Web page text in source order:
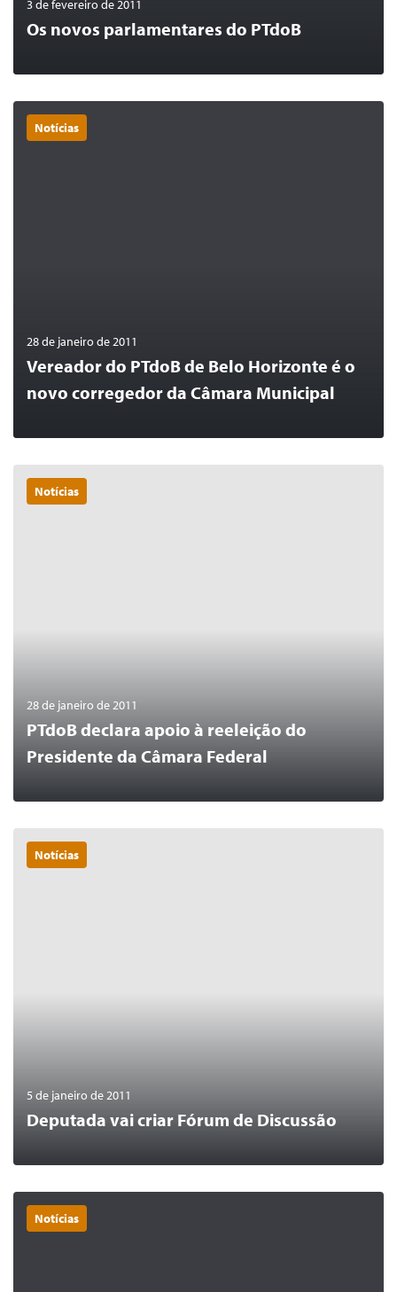
3 de fevereiro de 2011
Os novos parlamentares do PTdoB
Notícias
28 de janeiro de 2011
Vereador do PTdoB de Belo Horizonte é o
novo corregedor da Câmara Municipal
Notícias
28 de janeiro de 2011
PTdoB declara apoio à reeleição do
Presidente da Câmara Federal
Notícias
5 de janeiro de 2011
Deputada vai criar Fórum de Discussão
Notícias